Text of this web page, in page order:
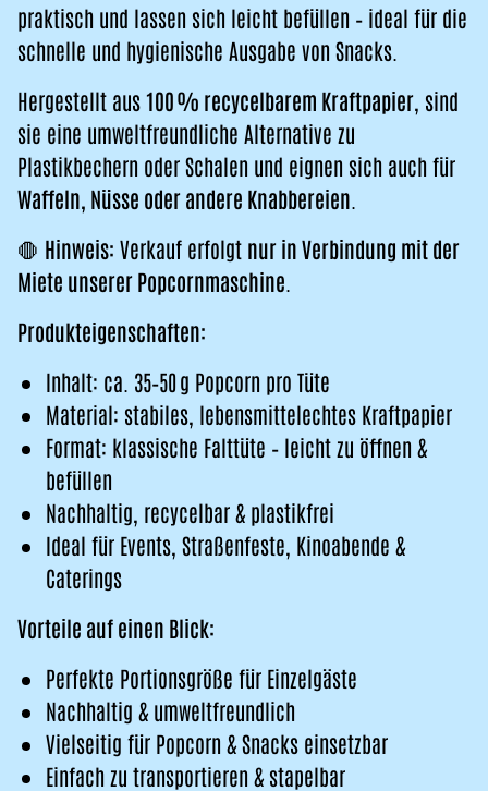
praktisch und lassen sich leicht befüllen – ideal für die
schnelle und hygienische Ausgabe von Snacks.
Hergestellt aus100 % recycelbarem Kraftpapier , sind
sie eine umweltfreundliche Alternative zu
Plastikbechern oder Schalen und eignen sich auch für
Waffeln, Nüsse oder andere Knabbereien
🛑 Hinweis: Verkauf erfolgt nur in Verbindung mit der
Miete unserer Popcornmaschine
Produkteigenschaften:
Inhalt: ca. 35–50 g Popcorn pro Tüte
Material: stabiles, lebensmittelechtes Kraftpapier
Format: klassische Falttüte – leicht zu öffnen &
befüllen
Nachhaltig, recycelbar & plastikfrei
Ideal für Events, Straßenfeste, Kinoabende &
Caterings
Vorteile auf einen Blick:
Perfekte Portionsgröße für Einzelgäste
Nachhaltig & umweltfreundlich
Vielseitig für Popcorn & Snacks einsetzbar
Einfach zu transportieren & stapelbar